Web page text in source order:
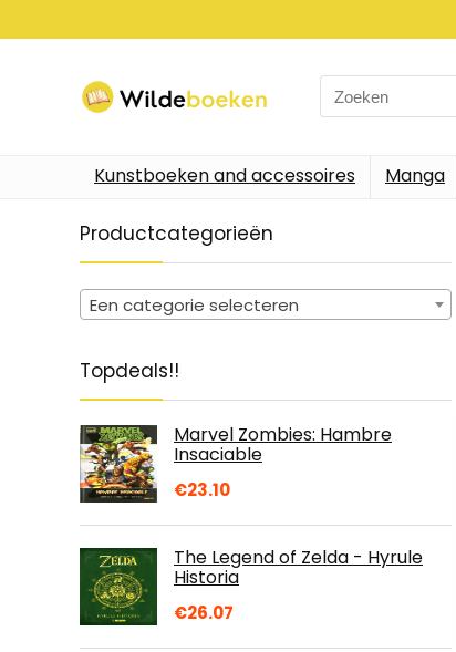
Search
for:
Kunstboeken and accessoires Manga
Productcategorieën
Een categorie selecteren
Topdeals!!
Marvel Zombies: Hambre
Insaciable
€23.10
The Legend of Zelda - Hyrule
Historia
€26.07